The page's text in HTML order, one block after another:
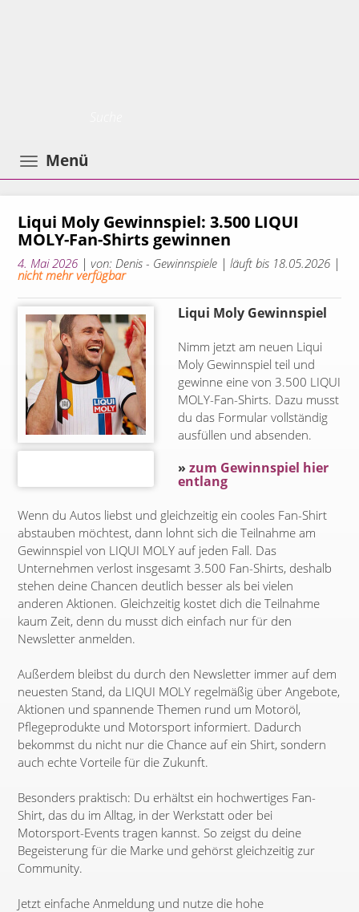
Toggle
navigation
Menü
Liqui Moly Gewinnspiel: 3.500 LIQUI
MOLY-Fan-Shirts gewinnen
4. Mai 2026 | von: Denis - Gewinnspiele | läuft bis 18.05.2026 |
nicht mehr verfügbar
Liqui Moly Gewinnspiel
Nimm jetzt am neuen Liqui
Moly Gewinnspiel teil und
gewinne eine von 3.500 LIQUI
MOLY-Fan-Shirts. Dazu musst
du das Formular vollständig
ausfüllen und absenden.
» zum Gewinnspiel hier
entlang
Wenn du Autos liebst und gleichzeitig ein cooles Fan-Shirt
abstauben möchtest, dann lohnt sich die Teilnahme am
Gewinnspiel von LIQUI MOLY auf jeden Fall. Das
Unternehmen verlost insgesamt 3.500 Fan-Shirts, deshalb
stehen deine Chancen deutlich besser als bei vielen
anderen Aktionen. Gleichzeitig kostet dich die Teilnahme
kaum Zeit, denn du musst dich einfach nur für den
Newsletter anmelden.
Außerdem bleibst du durch den Newsletter immer auf dem
neuesten Stand, da LIQUI MOLY regelmäßig über Angebote,
Aktionen und spannende Themen rund um Motoröl,
Pflegeprodukte und Motorsport informiert. Dadurch
bekommst du nicht nur die Chance auf ein Shirt, sondern
auch echte Vorteile für die Zukunft.
Besonders praktisch: Du erhältst ein hochwertiges Fan-
Shirt, das du im Alltag, in der Werkstatt oder bei
Motorsport-Events tragen kannst. So zeigst du deine
Begeisterung für die Marke und gehörst gleichzeitig zur
Community.
Jetzt einfache Anmeldung und nutze die hohe